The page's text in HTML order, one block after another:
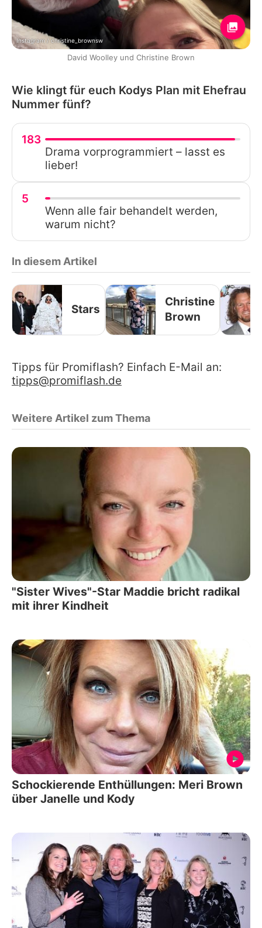
Instagram / christine_brownsw
David Woolley und Christine Brown
Wie klingt für euch Kodys Plan mit Ehefrau
Nummer fünf?
183
Drama vorprogrammiert – lasst es
lieber!
5
Wenn alle fair behandelt werden,
warum nicht?
In diesem Artikel
Stars
Christine
Brown
Tipps für Promiflash? Einfach E-Mail an:
tipps@promiflash.de
Weitere Artikel zum Thema
"Sister Wives"-Star Maddie bricht radikal
mit ihrer Kindheit
Schockierende Enthüllungen: Meri Brown
über Janelle und Kody